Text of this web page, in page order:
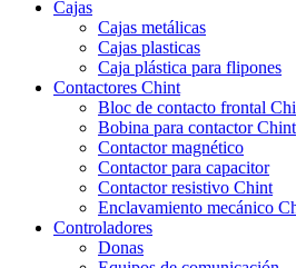
Cajas
Cajas metálicas
Cajas plasticas
Caja plástica para flipones
Contactores Chint
Bloc de contacto frontal
Bobina para contactor Chint
Contactor magnético
Contactor para capacitor
Contactor resistivo Chint
Enclavamiento mecánico
Controladores
Donas